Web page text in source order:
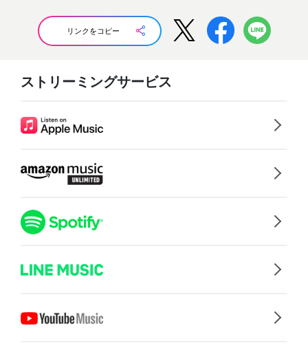
リンクをコピー
ストリーミングサービス